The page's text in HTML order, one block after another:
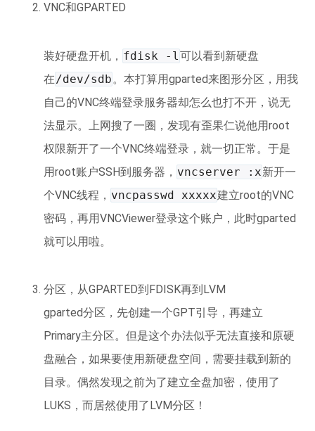
VNC和GPARTED
装好硬盘开机， fdisk -l 可以看到新硬盘
在 /dev/sdb 。本打算用gparted来图形分区，用我
自己的VNC终端登录服务器却怎么也打不开，说无
法显示。上网搜了一圈，发现有歪果仁说他用root
权限新开了一个VNC终端登录，就一切正常。于是
用root账户SSH到服务器， vncserver :x新开一
个VNC线程， vncpasswd xxxxx建立root的VNC
密码，再用VNCViewer登录这个账户，此时gparted
就可以用啦。
分区，从GPARTED到FDISK再到LVM
gparted分区，先创建一个GPT引导，再建立
Primary主分区。但是这个办法似乎无法直接和原硬
盘融合，如果要使用新硬盘空间，需要挂载到新的
目录。偶然发现之前为了建立全盘加密，使用了
LUKS，而居然使用了LVM分区！